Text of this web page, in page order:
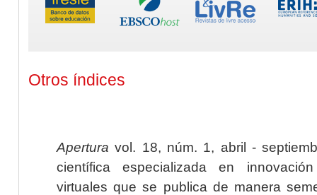
Otros índices
Apertura vol. 18, núm. 1, abril -
científica especializada en
virtuales que se publica de manera